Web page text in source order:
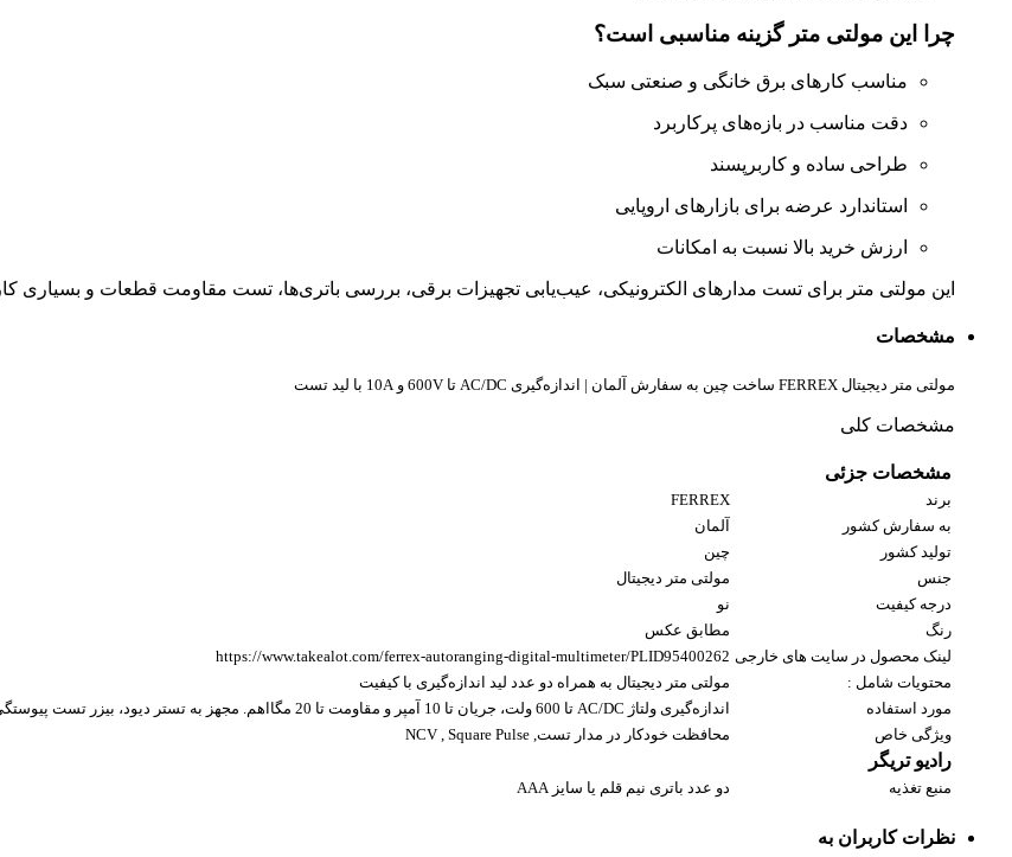
چرا این مولتی متر گزینه مناسبی است؟
مناسب کارهای برق خانگی و صنعتی سبک
دقت مناسب در بازه‌های پرکاربرد
طراحی ساده و کاربرپسند
استاندارد عرضه برای بازارهای اروپایی
ارزش خرید بالا نسبت به امکانات
این مولتی متر برای تست مدارهای الکترونیکی، عیب‌یابی تجهیزات برقی، بررسی باتری‌ها، تست مقاومت قطعات و بسیاری
مشخصات
مولتی متر دیجیتال FERREX ساخت چین به سفارش آلمان | اندازه‌گیری AC/DC تا 600V و 10A با لید تست
مشخصات کلی
مشخصات جزئی
برند
FERREX
به سفارش کشور
آلمان
تولید کشور
چین
جنس
مولتی متر دیجیتال
درجه کیفیت
نو
رنگ
مطابق عکس
لینک محصول در سایت های خارجی https://www.takealot.com/ferrex-autoranging-digital-multimeter/PLID95400262
محتویات شامل :
مولتی متر دیجیتال به همراه دو عدد لید اندازه‌گیری با کیفیت
مورد استفاده
اندازه‌گیری ولتاژ AC/DC تا 600 ولت، جریان تا 10 آمپر و مقاومت تا 20 مگااهم. مجهز به تستر دیود، بیزر تست پیوستگی
ویژگی خاص
محافظت خودکار در مدار تست, NCV , Square Pulse
رادیو تریگر
منبع تغذیه دو عدد باتری نیم قلم یا سایز AAA
نظرات کاربران به